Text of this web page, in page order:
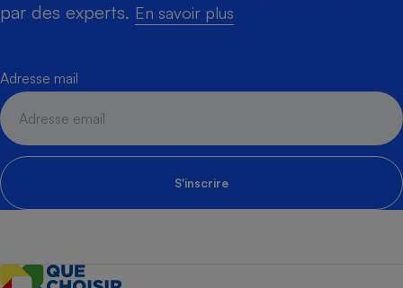
par des experts. En savoir plus
Adresse mail
S'inscrire